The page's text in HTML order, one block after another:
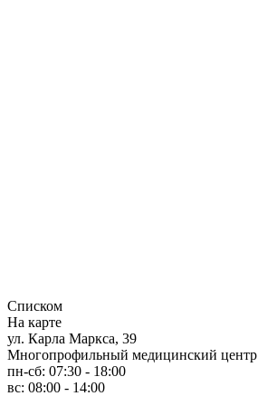
Списком
На карте
ул. Карла Маркса, 39
Многопрофильный медицинский центр
пн-сб: 07:30 - 18:00
вс: 08:00 - 14:00